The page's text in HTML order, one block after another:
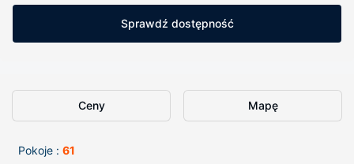
Sprawdź dostępność
Ceny Mapę
Pokoje : 61